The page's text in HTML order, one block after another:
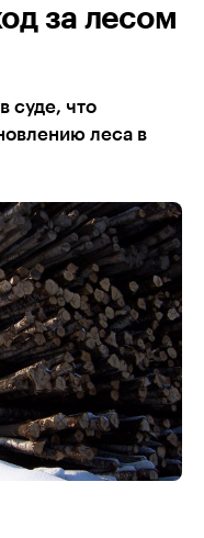
за лесом
суде, что
леса в